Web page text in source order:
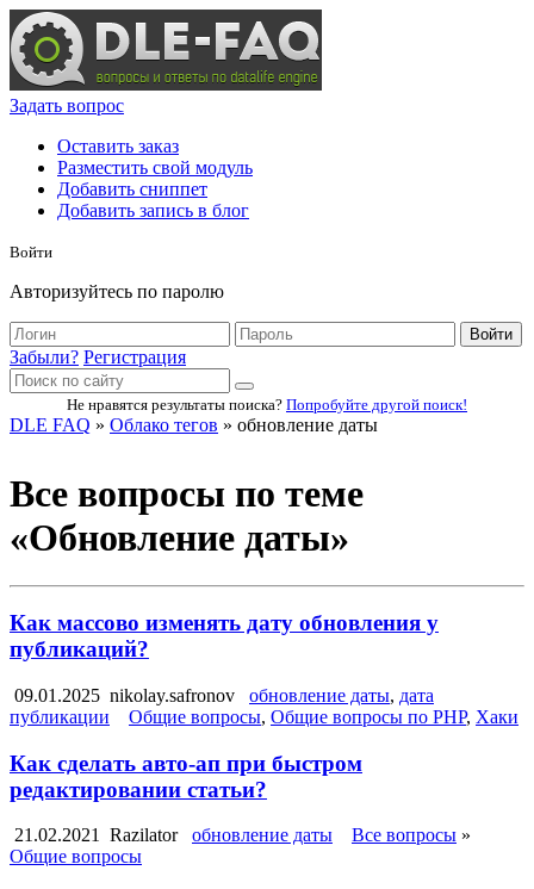
Задать вопрос
Оставить заказ
Разместить свой модуль
Добавить сниппет
Добавить запись в блог
Войти
Авторизуйтесь по паролю
Войти
Забыли? Регистрация
Не нравятся результаты поиска? Попробуйте другой поиск!
DLE FAQ » Облако тегов » обновление даты
Все вопросы по теме
«Обновление даты»
Как массово изменять дату обновления у
публикаций?
09.01.2025 nikolay.safronov обновление даты, дата
публикации
Общие вопросы, Общие вопросы по PHP, Хаки
Как сделать авто-ап при быстром
редактировании статьи?
21.02.2021 Razilator обновление даты Все вопросы »
Общие вопросы